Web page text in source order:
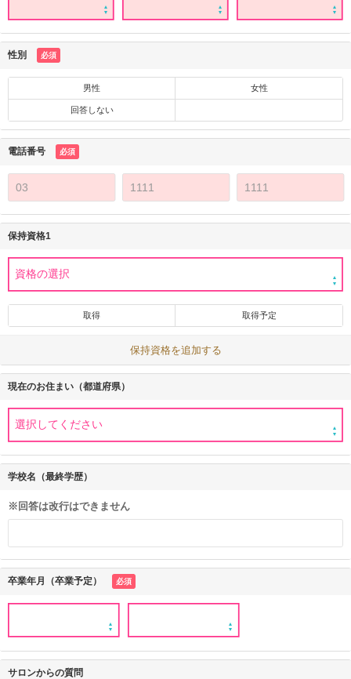
性別 必須
男性 女性
回答しない
電話番号 必須
保持資格1
取得 取得予定
保持資格を追加する
現在のお住まい（都道府県）
学校名（最終学歴）
※回答は改行はできません
卒業年月（卒業予定） 必須
サロンからの質問